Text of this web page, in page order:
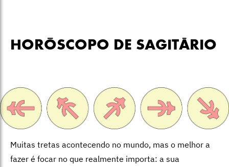
HORÓSCOPO DE SAGITÁRIO
Muitas tretas acontecendo no mundo, mas o melhor a
fazer é focar no que realmente importa: a sua